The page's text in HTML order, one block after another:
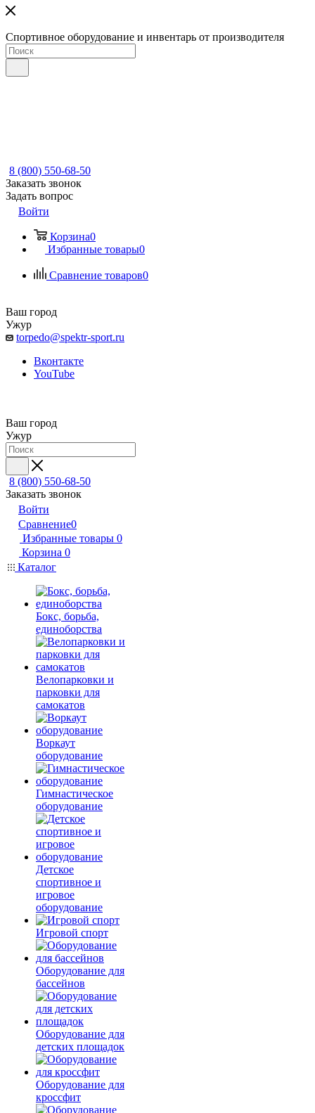
Спортивное оборудование и инвентарь от производителя
8 (800) 550-68-50
Заказать звонок
Задать вопрос
Войти
Корзина0
Избранные товары0
Сравнение товаров0
Ваш город
Ужур
torpedo@spektr-sport.ru
Вконтакте
YouTube
Ваш город
Ужур
8 (800) 550-68-50
Заказать звонок
Войти
Сравнение0
Избранные товары 0
Корзина 0
Каталог
Бокс, борьба,
единоборства
Велопарковки и
парковки для
самокатов
Воркаут
оборудование
Гимнастическое
оборудование
Детское
спортивное и
игровое
оборудование
Игровой спорт
Оборудование для
бассейнов
Оборудование для
детских площадок
Оборудование для
кроссфит